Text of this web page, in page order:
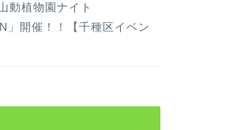
動植物園ナイト
」開催！！【千種区イベン